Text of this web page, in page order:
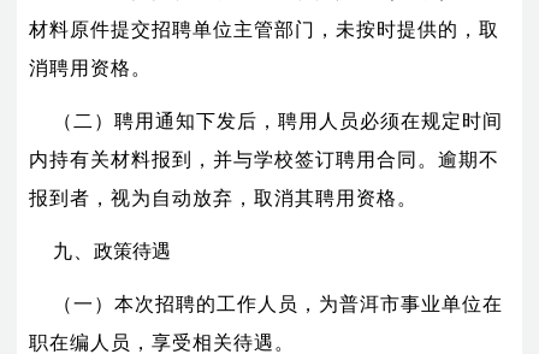
材料原件提交招聘单位主管部门，未按时提供的，取
消聘用资格。
（二）聘用通知下发后，聘用人员必须在规定时间
内持有关材料报到，并与学校签订聘用合同。逾期不
报到者，视为自动放弃，取消其聘用资格。
九、政策待遇
（一）本次招聘的工作人员，为普洱市事业单位在
职在编人员，享受相关待遇。